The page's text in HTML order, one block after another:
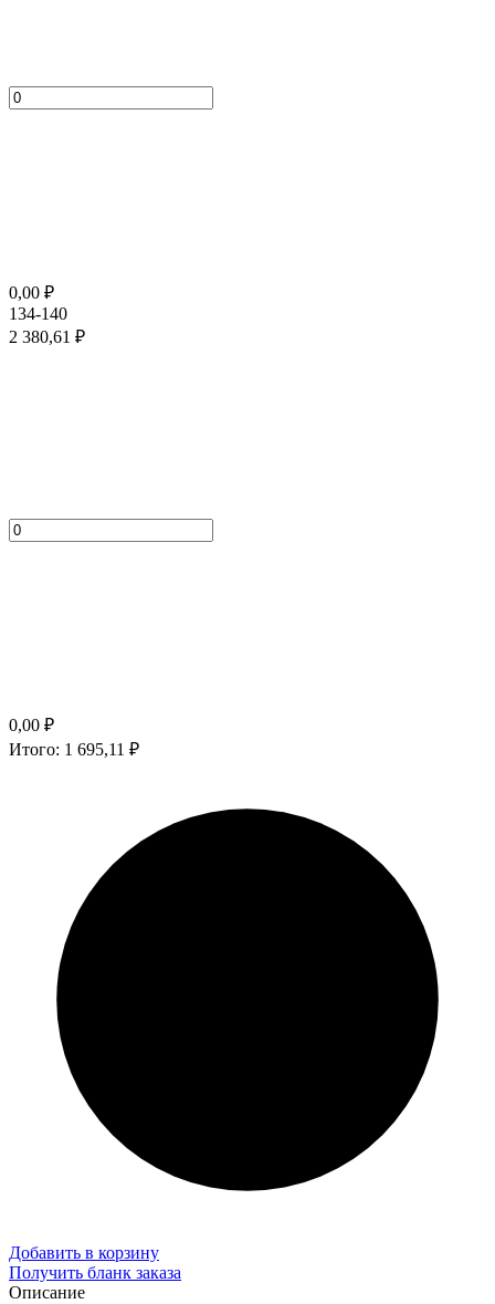
0,00 ₽
134-140
2 380,61 ₽
0,00 ₽
Итого: 1 695,11 ₽
Добавить в корзину
Получить бланк заказа
Описание